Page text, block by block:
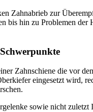
Zahnabrieb zur
bis hin zu Problemen der
Zahnschiene die vor
eingesetzt wird,
sowie nicht zuletzt